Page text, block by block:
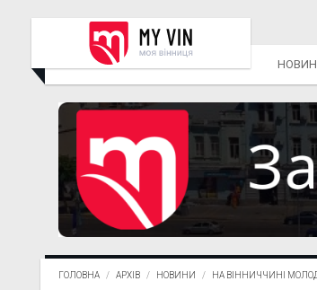
ГОЛОВНА АРХІВ НОВИНИ НА ВІННИЧЧИНІ